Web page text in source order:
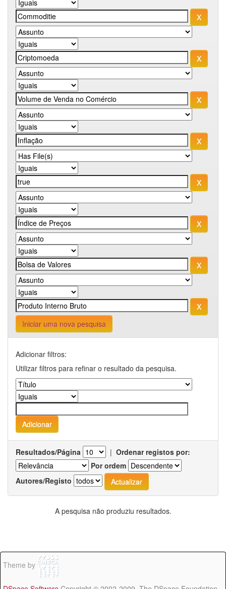
Iniciar uma nova pesquisa
Adicionar filtros:
Utilizar filtros para refinar o resultado da pesquisa.
Resultados/Página | Ordenar registos por:
Por ordem
Autores/Registo
A pesquisa não produziu resultados.
Theme by